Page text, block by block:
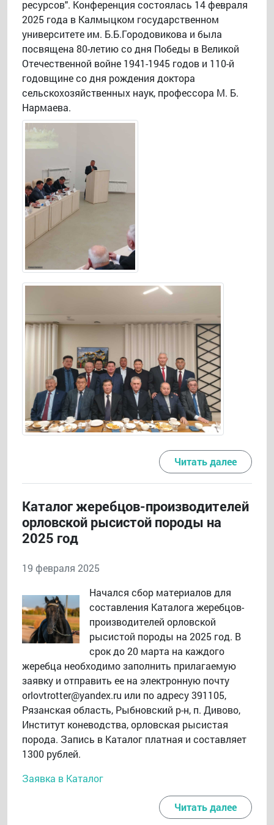
ресурсов". Конференция состоялась 14 февраля
2025 года в Калмыцком государственном
университете им. Б.Б.Городовикова и была
посвящена 80-летию со дня Победы в Великой
Отечественной войне 1941-1945 годов и 110-й
годовщине со дня рождения доктора
сельскохозяйственных наук, профессора М. Б.
Нармаева.
Читать далее
Каталог жеребцов-производителей
орловской рысистой породы на
2025 год
19 февраля 2025
Начался сбор материалов для
составления Каталога жеребцов-
производителей орловской
рысистой породы на 2025 год. В
срок до 20 марта на каждого
жеребца необходимо заполнить прилагаемую
заявку и отправить ее на электронную почту
orlovtrotter@yandex.ru или по адресу 391105,
Рязанская область, Рыбновский р-н, п. Дивово,
Институт коневодства, орловская рысистая
порода. Запись в Каталог платная и составляет
1300 рублей.
Заявка в Каталог
Читать далее